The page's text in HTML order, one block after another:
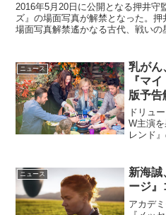
2016年5月20日に公開となる押井守
ズ』の場面写真が解禁となった。押
場面写真解禁遙かなる古代、戦いの
ニュース
乳が
『マ
版予告
ドリュ
W主演
レンド
ストキ
知って
ニュース
新海
ージ』
アカデ